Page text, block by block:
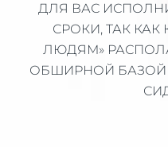
ДЛЯ ВАС
СРОКИ, ТАК
ЛЮДЯМ»
ОБШИРНОЙ